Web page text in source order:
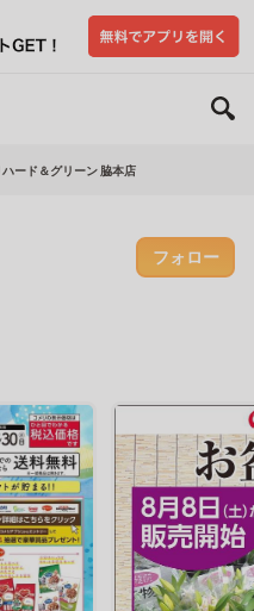
ハード＆グリーン 脇本店
フォロー